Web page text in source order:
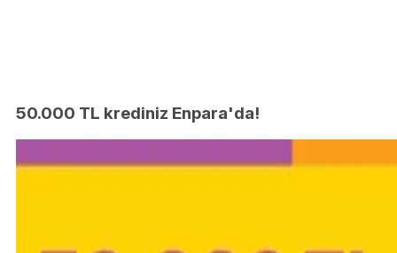
50.000 TL krediniz Enpara'da!